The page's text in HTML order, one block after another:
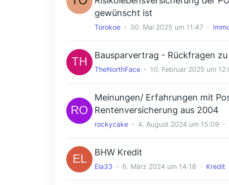
gewünscht ist
Torokoe 30. Mai 2025 um 11:47
Bausparvertrag - Rückfragen
TheNorthFace 10. Februar 2025 um
Meinungen/ Erfahrungen mit
Rentenversicherung aus 2004
rockycake 4. August 2024 um 15:09
BHW Kredit
Ela33
6. März 2024 um 14:18 Kredit